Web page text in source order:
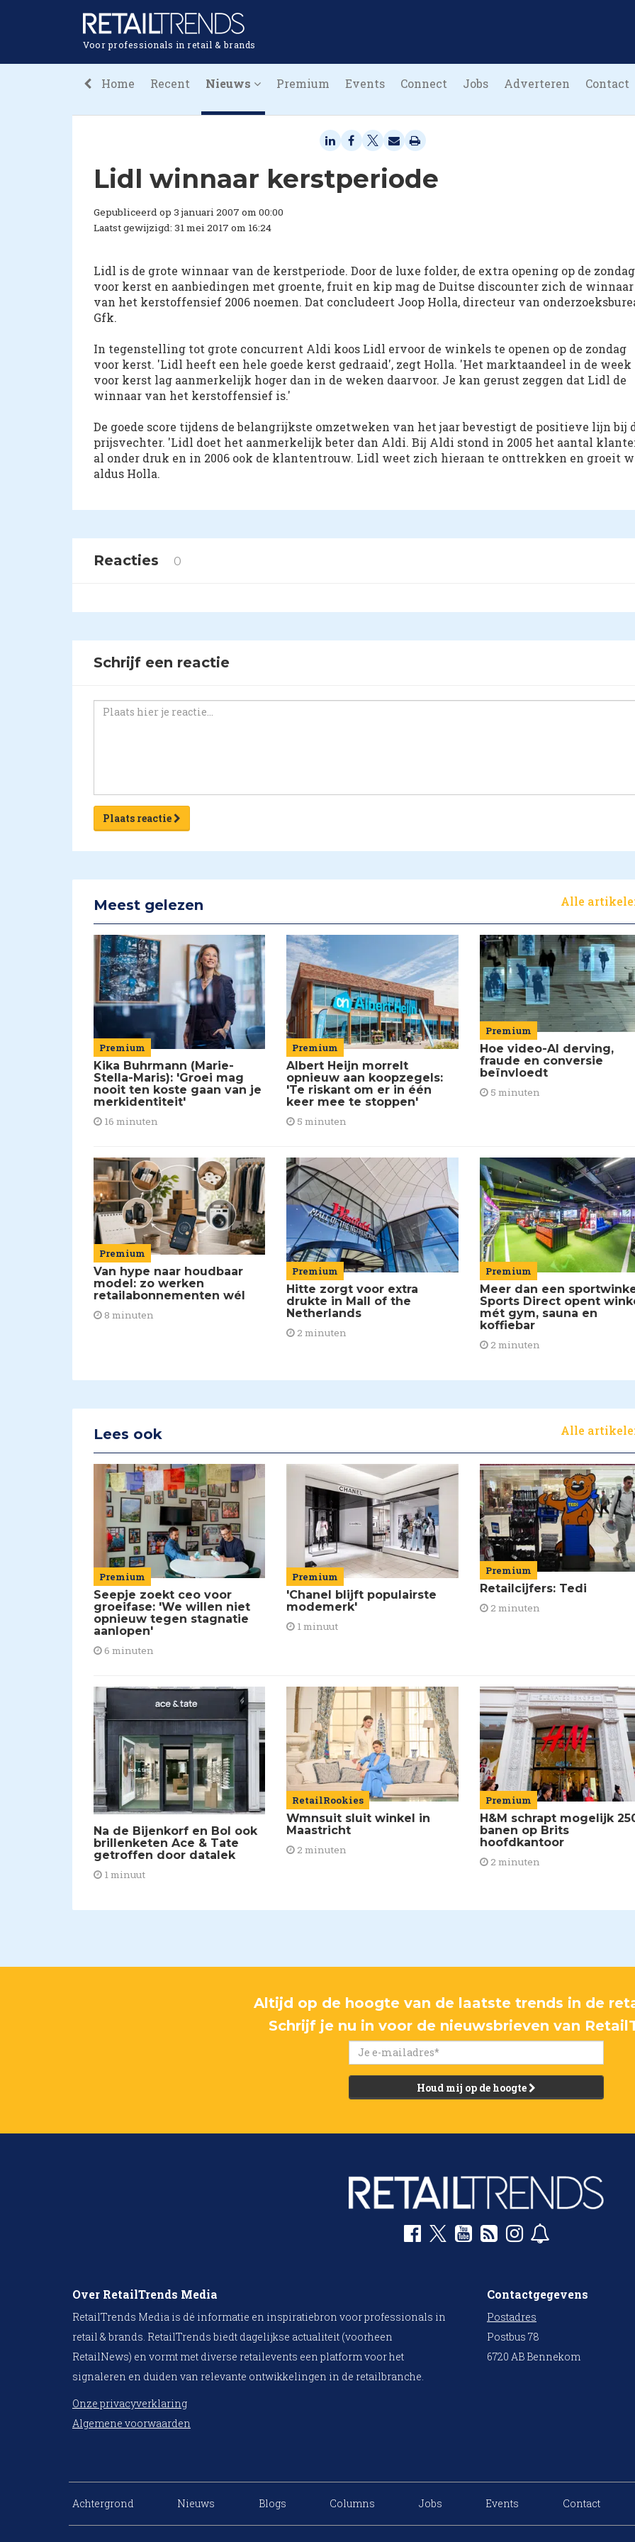
Voor professionals in retail & brands
Home Recent Nieuws Premium Events Connect Jobs Adverteren Contact
Lidl winnaar kerstperiode
Gepubliceerd op 3 januari 2007 om 00:00
Laatst gewijzigd: 31 mei 2017 om 16:24
Lidl is de grote winnaar van de kerstperiode. Door de luxe folder, de extra opening op de zondag
voor kerst en aanbiedingen met groente, fruit en kip mag de Duitse discounter zich de winnaar
van het kerstoffensief 2006 noemen. Dat concludeert Joop Holla, directeur van
Gfk.
In tegenstelling tot grote concurrent Aldi koos Lidl ervoor de winkels te openen op de zondag
voor kerst. 'Lidl heeft een hele goede kerst gedraaid', zegt Holla. 'Het marktaandeel in de week
voor kerst lag aanmerkelijk hoger dan in de weken daarvoor. Je kan gerust zeggen dat Lidl de
winnaar van het kerstoffensief is.'
De goede score tijdens de belangrijkste omzetweken van het jaar bevestigt de positieve lijn bij
prijsvechter. 'Lidl doet het aanmerkelijk beter dan Aldi. Bij Aldi stond in 2005 het aantal
al onder druk en in 2006 ook de klantentrouw. Lidl weet zich hieraan te onttrekken en groeit
aldus Holla.
Reacties 0
Schrijf een reactie
Plaats reactie
Meest gelezen Alle
Premium
Kika Buhrmann (Marie-
Stella-Maris): 'Groei mag
nooit ten koste gaan van je
merkidentiteit'
16 minuten
Premium
Albert Heijn morrelt
opnieuw aan koopzegels:
'Te riskant om er in één
keer mee te stoppen'
5 minuten
Premium
Hoe video-AI derving,
fraude en conversie
beïnvloedt
5 minuten
Premium
Van hype naar houdbaar
model: zo werken
retailabonnementen wél
8 minuten
Premium
Hitte zorgt voor extra
drukte in Mall of the
Netherlands
2 minuten
Premium
Meer dan een
Sports Direct opent
mét gym, sauna en
koffiebar
2 minuten
Lees ook Alle
Premium
Seepje zoekt ceo voor
groeifase: 'We willen niet
opnieuw tegen stagnatie
aanlopen'
6 minuten
Premium
'Chanel blijft populairste
modemerk'
1 minuut
Premium
Retailcijfers: Tedi
2 minuten
Na de Bijenkorf en Bol ook
brillenketen Ace & Tate
getroffen door datalek
1 minuut
RetailRookies
Wmnsuit sluit winkel in
Maastricht
2 minuten
Premium
H&M schrapt mogelijk
banen op Brits
hoofdkantoor
2 minuten
Altijd op de hoogte van de laatste trends in de
Schrijf je nu in voor de nieuwsbrieven van
Houd mij op de hoogte
Over RetailTrends Media
RetailTrends Media is dé informatie en inspiratiebron voor professionals in
retail & brands. RetailTrends biedt dagelijkse actualiteit (voorheen
RetailNews) en vormt met diverse retailevents een platform voor het
signaleren en duiden van relevante ontwikkelingen in de retailbranche.
Onze privacyverklaring
Algemene voorwaarden
Contactgegevens
Postadres
Postbus 78
6720 AB Bennekom
Achtergrond Nieuws Blogs Columns Jobs Events Contact